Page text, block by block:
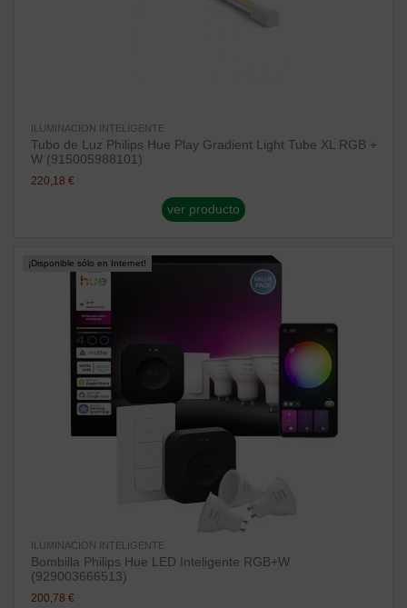
ILUMINACION INTELIGENTE
Tubo de Luz Philips Hue Play Gradient Light Tube XL RGB +
W (915005988101)
220,18 €
ver producto
¡Disponible sólo en Internet!
ILUMINACION INTELIGENTE
Bombilla Philips Hue LED Inteligente RGB+W
(929003666513)
200,78 €